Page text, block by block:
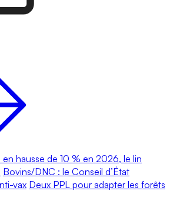
hausse de 10 % en 2026, le lin
Bovins/DNC : le Conseil d’État
vax Deux PPL pour adapter les forêts